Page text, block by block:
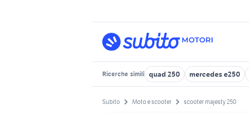
Ricerche simili quad 250 mercedes e250
Subito Moto e scooter scooter majesty 250